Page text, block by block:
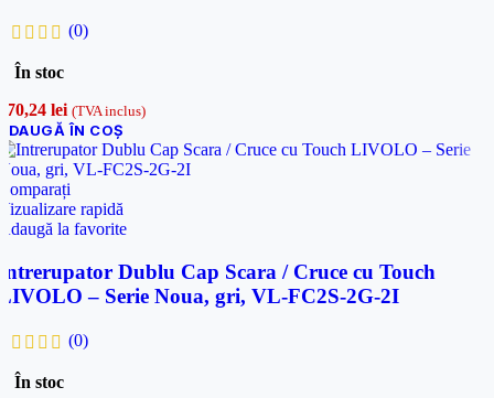
(0)
În stoc
lei (TVA inclus)
ÎN COȘ
rapidă
la favorite
Dublu Cap Scara / Cruce cu Touch
– Serie Noua, gri, VL-FC2S-2G-2I
(0)
În stoc